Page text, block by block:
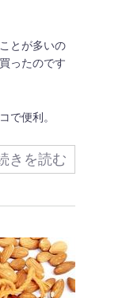
とが多いの
ったのです
で便利。
きを読む